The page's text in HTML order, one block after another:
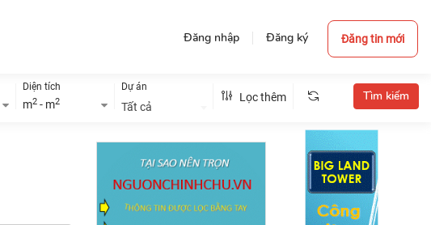
Đăng nhập Đăng ký Đăng tin mới
Diện tích
m2 - m2
Dự án
Tất cả
Lọc thêm